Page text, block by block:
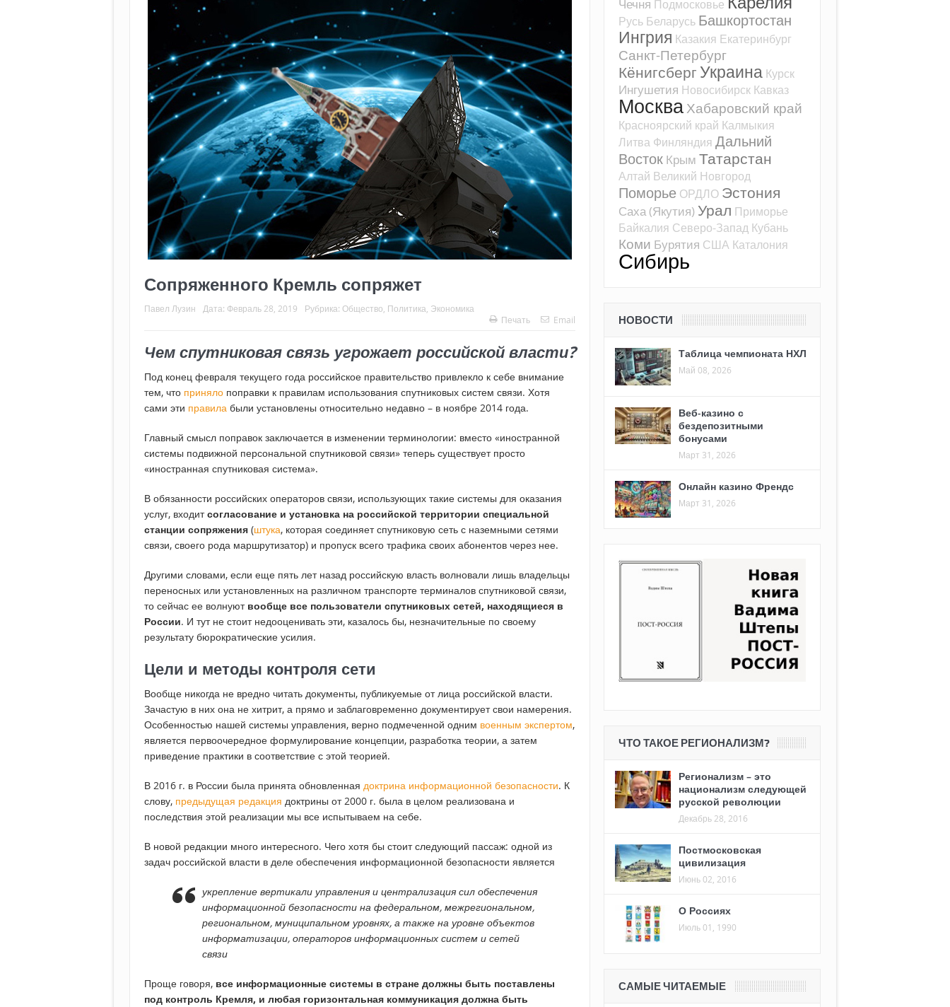
Сопряженного Кремль сопряжет
Павел Лузин Дата: Февраль 28, 2019 Рубрика: Общество Политика Экономика
Печать
Email
Чем спутниковая связь угрожает российской власти?
Под конец февраля текущего года российское правительство привлекло к себе внимание
тем, что приняло поправки к правилам использования спутниковых систем связи. Хотя
сами эти правила были установлены относительно недавно – в ноябре 2014 года.
Главный смысл поправок заключается в изменении терминологии: вместо «иностранной
системы подвижной персональной спутниковой связи» теперь существует просто
«иностранная спутниковая система».
В обязанности российских операторов связи, использующих такие системы для оказания
услуг, входитсогласование и установка на российской территории специальной
станции сопряжения (штука, которая соединяет спутниковую сеть с наземными сетями
связи, своего рода маршрутизатор) и пропуск всего трафика своих абонентов через нее.
Другими словами, если еще пять лет назад российскую власть волновали лишь владельцы
переносных или установленных на различном транспорте терминалов спутниковой связи,
то сейчас ее волнуют вообще все пользователи спутниковых сетей, находящиеся в
России. И тут не стоит недооценивать эти, казалось бы, незначительные по своему
результату бюрократические усилия.
Цели и методы контроля сети
Вообще никогда не вредно читать документы, публикуемые от лица российской власти.
Зачастую в них она не хитрит, а прямо и заблаговременно документирует свои намерения.
Особенностью нашей системы управления, верно подмеченной одним военным экспертом,
является первоочередное формулирование концепции, разработка теории, а затем
приведение практики в соответствие с этой теорией.
В 2016 г. в России была принята обновленная доктрина информационной безопасности. К
слову, предыдущая редакция доктрины от 2000 г. была в целом реализована и
последствия этой реализации мы все испытываем на себе.
В новой редакции много интересного. Чего хотя бы стоит следующий пассаж: одной из
задач российской власти в деле обеспечения информационной безопасности является
укрепление вертикали управления и централизация сил обеспечения
информационной безопасности на федеральном, межрегиональном,
региональном, муниципальном уровнях, а также на уровне объектов
информатизации, операторов информационных систем и сетей
связи
Проще говоря, все информационные системы в стране должны быть поставлены
под контроль Кремля, и любая горизонтальная коммуникация должна быть
Чечня Подмосковье
Русь Беларусь Башкортостан
Ингрия Казакия Екатеринбург
Санкт-Петербург
Кёнигсберг Украина Курск
Ингушетия Новосибирск Кавказ
Москва Хабаровский край
Красноярский край Калмыкия
Литва Финляндия Дальний
Восток Крым Татарстан
Алтай Великий Новгород
Поморье ОРДЛО Эстония
Саха (Якутия) Урал Приморье
Байкалия Северо-Запад Кубань
Коми Бурятия США Каталония
Сибирь
НОВОСТИ
Таблица чемпионата НХЛ
Май 08, 2026
Веб-казино с
бездепозитными
бонусами
Март 31, 2026
Онлайн казино Френдс
Март 31, 2026
ЧТО ТАКОЕ РЕГИОНАЛИЗМ?
Регионализм – это
национализм следующей
русской революции
Декабрь 28, 2016
Постмосковская
цивилизация
Июнь 02, 2016
О Россиях
Июль 01, 1990
САМЫЕ ЧИТАЕМЫЕ